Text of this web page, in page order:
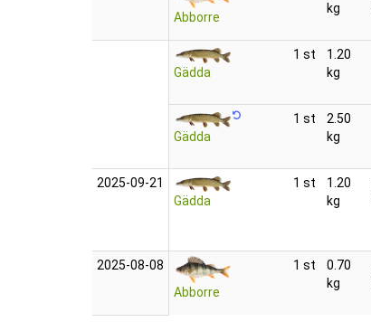
Abborre
kg
Gädda
1 st
1.20
kg
Gädda
1 st
2.50
kg
2025‑09‑21
Gädda
1 st
1.20
kg
2025‑08‑08
Abborre
1 st
0.70
kg